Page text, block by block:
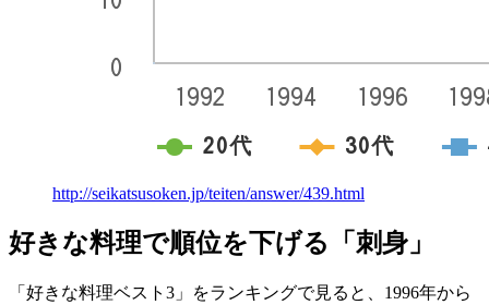
http://seikatsusoken.jp/teiten/answer/439.html
好きな料理で順位を下げる「刺身」
「好きな料理ベスト3」をランキングで見ると、1996年から